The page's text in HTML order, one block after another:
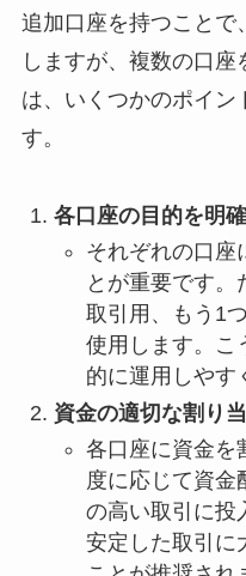
追加口座を持つことで
しますが、複数の口
は、いくつかのポイン
す。
各口座の目的を明
それぞれの口座
とが重要です。
取引用、もう1
使用します。こ
的に運用しやす
資金の適切な割り
各口座に資金を
度に応じて資金
の高い取引に投
安定した取引に